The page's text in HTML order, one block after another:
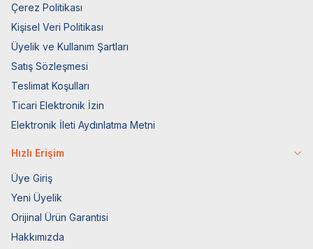
Çerez Politikası
Kişisel Veri Politikası
Üyelik ve Kullanım Şartları
Satış Sözleşmesi
Teslimat Koşulları
Ticari Elektronik İzin
Elektronik İleti Aydınlatma Metni
Hızlı Erişim
Üye Giriş
Yeni Üyelik
Orijinal Ürün Garantisi
Hakkımızda